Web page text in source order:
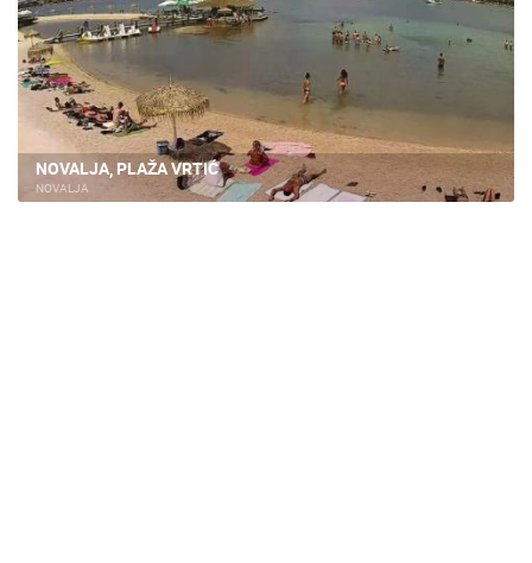
NOVALJA, PLAŽA VRTIĆ
NOVALJA